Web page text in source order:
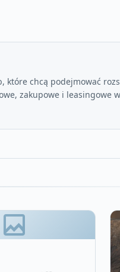
które chcą podejmować
zakupowe i leasingowe